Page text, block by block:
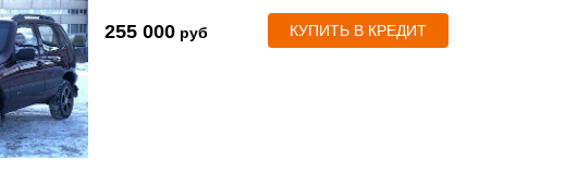
255 000 руб КУПИТЬ В КРЕДИТ